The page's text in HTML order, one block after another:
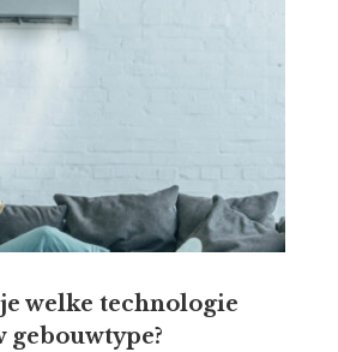
welke technologie
gebouwtype?